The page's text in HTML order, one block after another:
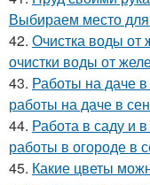
Выбираем место
42. Очистка воды от
очистки воды от
43. Работы на даче
работы на даче в
44. Работа в саду и
работы в огороде в
45. Какие цветы